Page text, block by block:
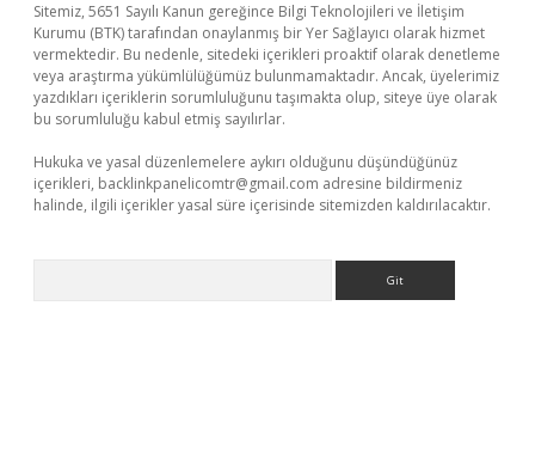
Sitemiz, 5651 Sayılı Kanun gereğince Bilgi Teknolojileri ve İletişim
Kurumu (BTK) tarafından onaylanmış bir Yer Sağlayıcı olarak hizmet
vermektedir. Bu nedenle, sitedeki içerikleri proaktif olarak denetleme
veya araştırma yükümlülüğümüz bulunmamaktadır. Ancak, üyelerimiz
yazdıkları içeriklerin sorumluluğunu taşımakta olup, siteye üye olarak
bu sorumluluğu kabul etmiş sayılırlar.
Hukuka ve yasal düzenlemelere aykırı olduğunu düşündüğünüz
içerikleri, backlinkpanelicomtr@gmail.com adresine bildirmeniz
halinde, ilgili içerikler yasal süre içerisinde sitemizden kaldırılacaktır.